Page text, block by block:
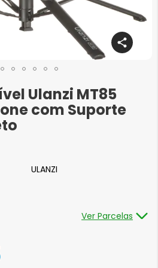
Ulanzi MT85
com Suporte
ULANZI
Ver Parcelas